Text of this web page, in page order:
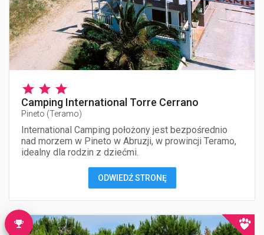
Camping International Torre Cerrano
Pineto (Teramo)
International Camping położony jest bezpośrednio
nad morzem w Pineto w Abruzji, w prowincji Teramo,
idealny dla rodzin z dziećmi.
ODWIEDŹ STRONĘ